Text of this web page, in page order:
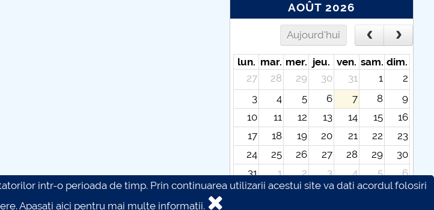
AOÛT 2026
Aujourd'hui
lun. mar. mer. jeu. ven. sam. dim.
27
28 29 30 31 1
2
3
4 5 6 7 8
9
10
11 12 13 14 15
16
17
18 19 20 21 22
23
24
25 26 27 28 29
30
31
1 2 3 4 5
6
intr-o perioada de timp. Prin continuarea utilizarii acestui site va dati acordul folosiri
Apasati aici pentru mai multe informatii.